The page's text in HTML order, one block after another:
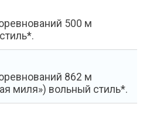
500 м
862 м
миля») вольный стиль*.